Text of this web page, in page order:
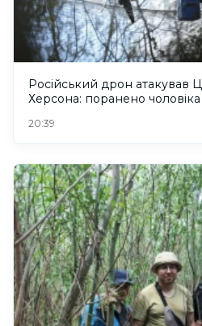
Російський дрон атакував
Херсона: поранено чоловіка
20:39